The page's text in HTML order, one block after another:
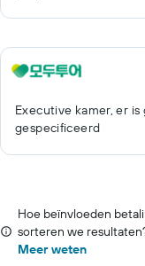
Executive kamer, er is
gespecificeerd
Hoe beïnvloeden
sorteren we
Meer weten